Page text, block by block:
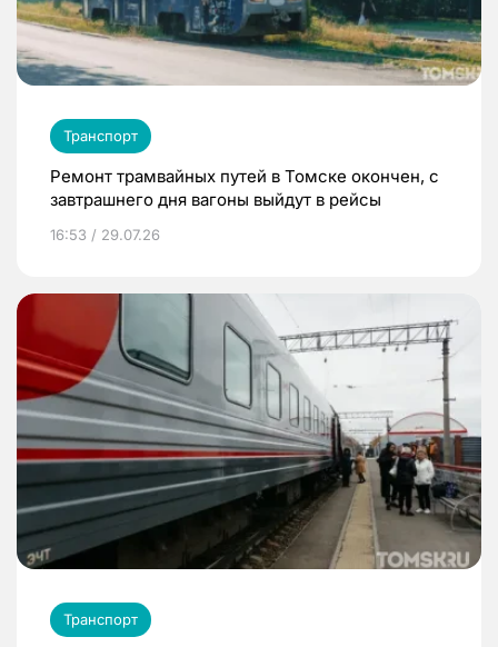
Транспорт
Ремонт трамвайных путей в Томске окончен, с
завтрашнего дня вагоны выйдут в рейсы
16:53 / 29.07.26
Транспорт